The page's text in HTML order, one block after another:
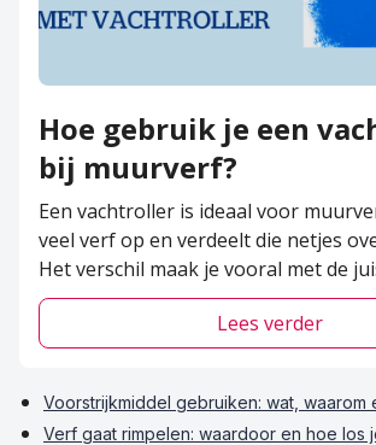
Hoe gebruik je een
bij muurverf?
Een vachtroller is ideaal voor
veel verf op en verdeelt die netjes
Het verschil maak je vooral met de
Lees verder
Voorstrijkmiddel gebruiken: wat, waarom
Verf gaat rimpelen: waardoor en hoe los